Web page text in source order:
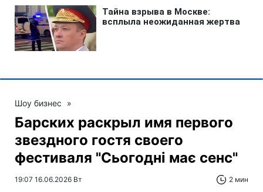
Шоу бизнес »
Барских раскрыл имя первого
звездного гостя своего
фестиваля "Сьогодні має сенс"
19:07 16.06.2026 Вт 2 мин